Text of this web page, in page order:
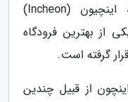
ساعت شبانه روز است. فرودگاه اینچیون (Incheon)
از بهترین فرودگاه
گرفته است.
از قبیل چندین